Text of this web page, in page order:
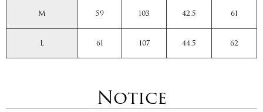
M 59 103 42.5 61
L 61 107 44.5 62
Notice